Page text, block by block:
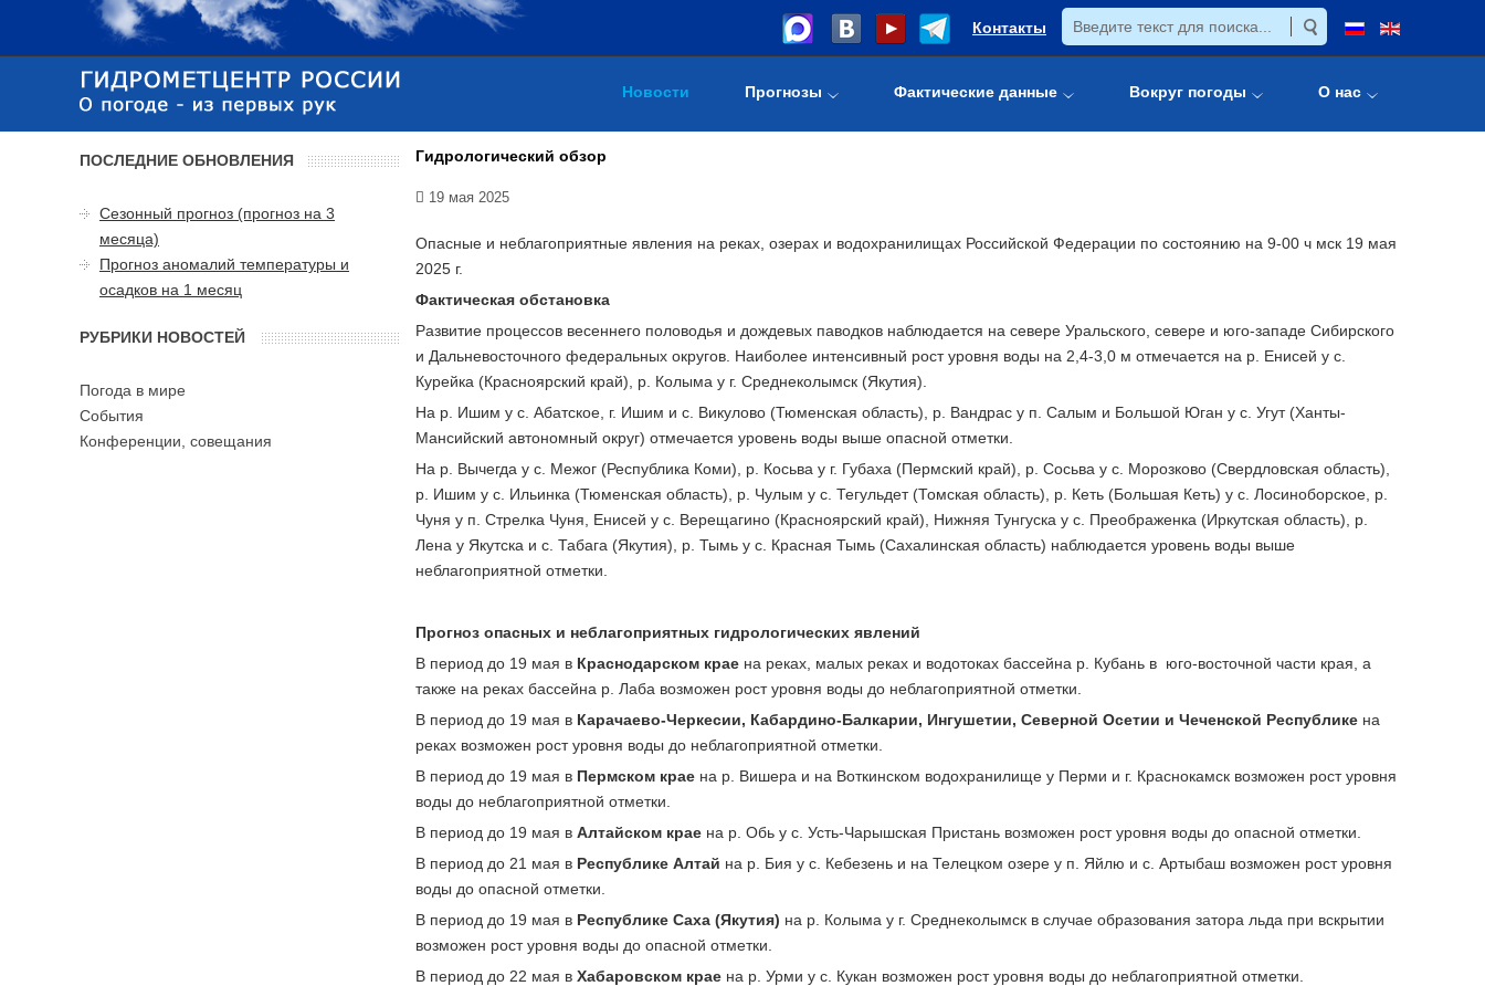
Контакты
Новости Прогнозы Фактические данные Вокруг погоды О нас
Гидрологический обзор
19 мая 2025
Опасные и неблагоприятные явления на реках, озерах и водохранилищах Российской Федерации по состоянию на 9-00 ч мск 19 мая
2025 г.
Фактическая обстановка
Развитие процессов весеннего половодья и дождевых паводков наблюдается на севере Уральского, севере и юго-западе Сибирского
и Дальневосточного федеральных округов. Наиболее интенсивный рост уровня воды на 2,4-3,0 м отмечается на р. Енисей у с.
Курейка (Красноярский край), р. Колыма у г. Среднеколымск (Якутия).
На р. Ишим у с. Абатское, г. Ишим и с. Викулово (Тюменская область), р. Вандрас у п. Салым и Большой Юган у с. Угут (Ханты-
Мансийский автономный округ) отмечается уровень воды выше опасной отметки.
На р. Вычегда у с. Межог (Республика Коми), р. Косьва у г. Губаха (Пермский край), р. Сосьва у с. Морозково (Свердловская область),
р. Ишим у с. Ильинка (Тюменская область), р. Чулым у с. Тегульдет (Томская область), р. Кеть (Большая Кеть) у с. Лосиноборское, р.
Чуня у п. Стрелка Чуня, Енисей у с. Верещагино (Красноярский край), Нижняя Тунгуска у с. Преображенка (Иркутская область), р.
Лена у Якутска и с. Табага (Якутия), р. Тымь у с. Красная Тымь (Сахалинская область) наблюдается уровень воды выше
неблагоприятной отметки.
Прогноз опасных и неблагоприятных гидрологических явлений
В период до 19 мая в Краснодарском краена реках, малых реках и водотоках бассейна р. Кубань в юго-восточной части края, а
также на реках бассейна р. Лаба возможен рост уровня воды до неблагоприятной отметки.
В период до 19 мая в Карачаево-Черкесии, Кабардино-Балкарии, Ингушетии, Северной Осетии и Чеченской Республикена
реках возможен рост уровня воды до неблагоприятной отметки.
В период до 19 мая в Пермском краена р. Вишера и на Воткинском водохранилище у Перми и г. Краснокамск возможен рост уровня
воды до неблагоприятной отметки.
В период до 19 мая в Алтайском крае на р. Обь у с. Усть-Чарышская Пристань возможен рост уровня воды до опасной отметки.
В период до 21 мая в Республике Алтай на р. Бия у с. Кебезень и на Телецком озере у п. Яйлю и с. Артыбаш возможен рост уровня
воды до опасной отметки.
В период до 19 мая в Республике Саха (Якутия) на р. Колыма у г. Среднеколымск в случае образования затора льда при вскрытии
возможен рост уровня воды до опасной отметки.
В период до 22 мая в Хабаровском краена р. Урми у с. Кукан возможен рост уровня воды до неблагоприятной отметки.
ПОСЛЕДНИЕ ОБНОВЛЕНИЯ
Сезонный прогноз (прогноз на 3
месяца)
Прогноз аномалий температуры и
осадков на 1 месяц
РУБРИКИ НОВОСТЕЙ
Погода в мире
События
Конференции, совещания